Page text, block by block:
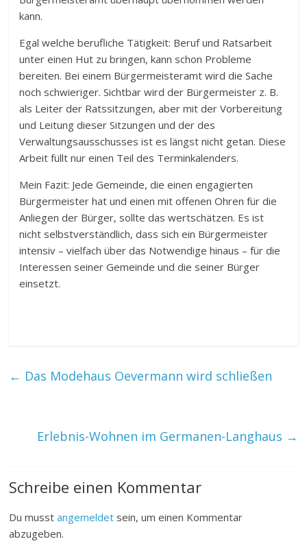
kann.
Egal welche berufliche Tätigkeit: Beruf und Ratsarbeit
unter einen Hut zu bringen, kann schon Probleme
bereiten. Bei einem Bürgermeisteramt wird die Sache
noch schwieriger. Sichtbar wird der Bürgermeister z. B.
als Leiter der Ratssitzungen, aber mit der Vorbereitung
und Leitung dieser Sitzungen und der des
Verwaltungsausschusses ist es längst nicht getan. Diese
Arbeit füllt nur einen Teil des Terminkalenders.
Mein Fazit: Jede Gemeinde, die einen engagierten
Bürgermeister hat und einen mit offenen Ohren für die
Anliegen der Bürger, sollte das wertschätzen. Es ist
nicht selbstverständlich, dass sich ein Bürgermeister
intensiv – vielfach über das Notwendige hinaus – für die
Interessen seiner Gemeinde und die seiner Bürger
einsetzt.
← Das Modehaus Oevermann wird schließen
Erlebnis-Wohnen im Germanen-Langhaus →
Schreibe einen Kommentar
Du musstangemeldet sein, um einen Kommentar
abzugeben.